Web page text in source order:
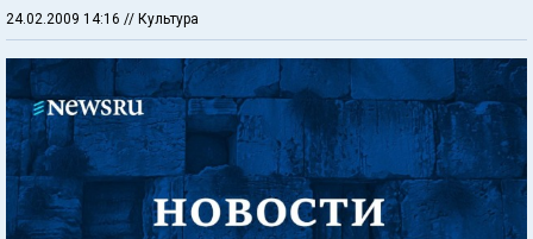
24.02.2009 14:16 // Культура